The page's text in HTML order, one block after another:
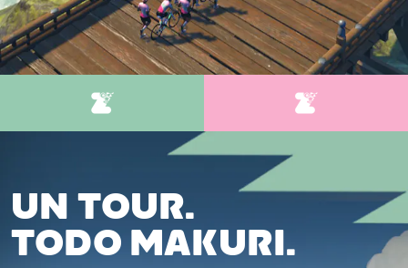
UN TOUR.
TODO MAKURI.